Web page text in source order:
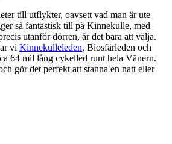
till utflykter, oavsett vad man är ute
så fantastisk till på Kinnekulle, med
utanför dörren, är det bara att välja.
vi Kinnekulleleden, Biosfärleden och
64 mil lång cykelled runt hela Vänern.
gör det perfekt att stanna en natt eller